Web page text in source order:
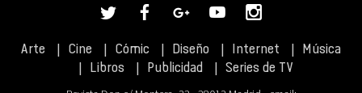
Arte Cine Cómic Diseño Internet
Música
Libros
Publicidad Series de TV